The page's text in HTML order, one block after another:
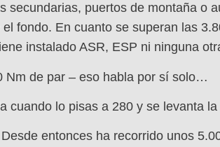
puertos de montaña o
fondo. En cuanto se superan las
instalado ASR, ESP ni ninguna
Nm de par – eso habla por sí solo…
cuando lo pisas a 280 y se levanta
entonces ha recorrido unos